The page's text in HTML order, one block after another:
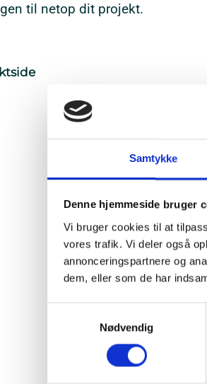
Samtykke
Denne hjemmeside bruger
Vi bruger cookies til at
vores trafik. Vi deler også
annonceringspartnere og
dem, eller som de har
Nødvendig
til netop dit projekt.